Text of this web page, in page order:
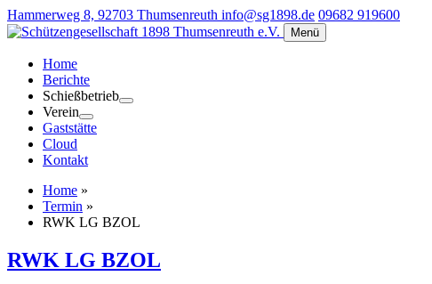
Hammerweg 8, 92703 Thumsenreuth info@sg1898.de 09682 919600
Menü
Home
Berichte
Schießbetrieb
Verein
Gaststätte
Cloud
Kontakt
Home »
Termin »
RWK LG BZOL
RWK LG BZOL